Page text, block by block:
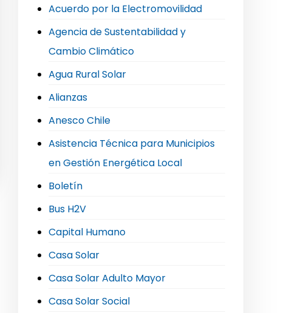
Acuerdo por la Electromovilidad
Agencia de Sustentabilidad y
Cambio Climático
Agua Rural Solar
Alianzas
Anesco Chile
Asistencia Técnica para Municipios
en Gestión Energética Local
Boletín
Bus H2V
Capital Humano
Casa Solar
Casa Solar Adulto Mayor
Casa Solar Social